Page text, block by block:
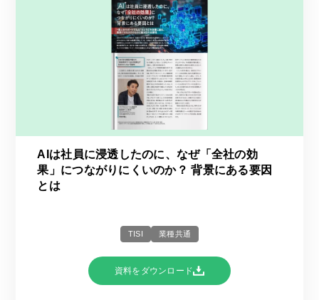
AIは社員に浸透したのに、なぜ「全社の効
果」につながりにくいのか？ 背景にある要因
とは
TISI 業種共通
資料をダウンロード